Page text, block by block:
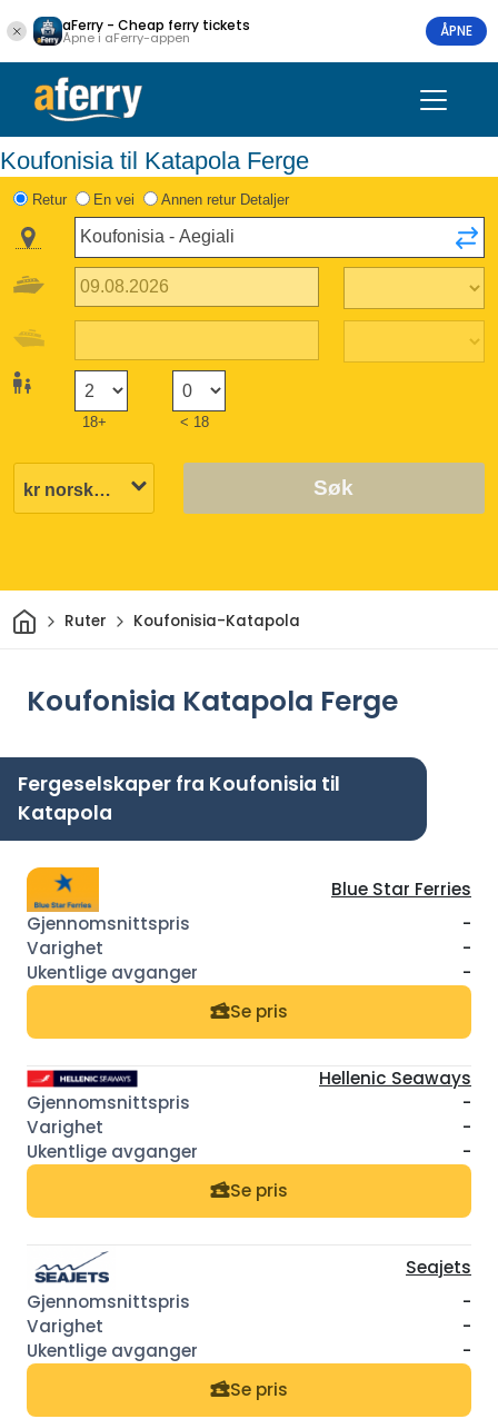
aFerry - Cheap ferry tickets
Åpne i aFerry-appen ÅPNE
Koufonisia til Katapola Ferge
Retur En vei Annen retur Detaljer
18+ < 18
Søk
HjemRuter Koufonisia-Katapola
Koufonisia Katapola Ferge
Fergeselskaper fra Koufonisia til
Katapola
Blue Star Ferries
-
-
-
Se pris
Hellenic Seaways
-
-
-
Se pris
Seajets
-
-
-
Se pris